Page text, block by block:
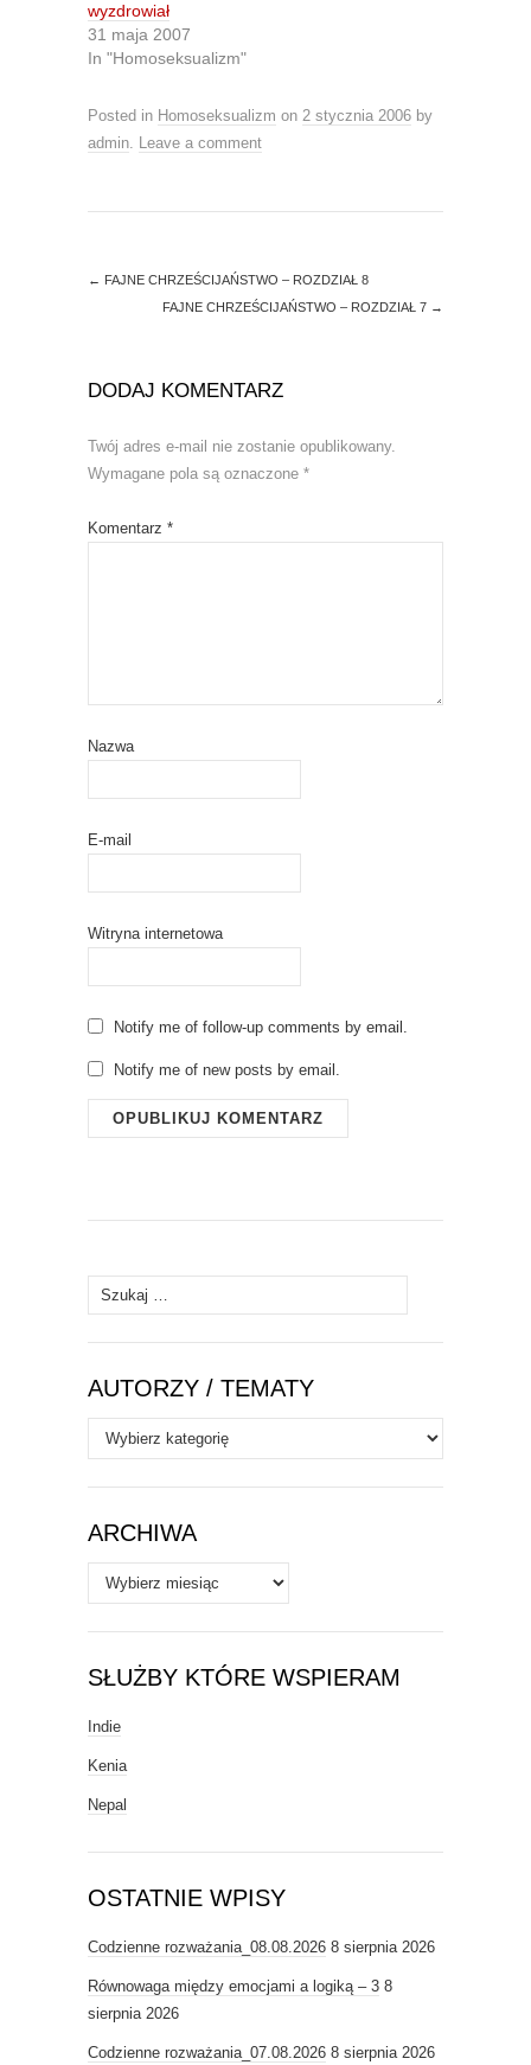
(
O
p
e
i
n
n
n
)
(
p
s
i
n
n
i
w
wyzdrowiał
31 maja 2007
In "Homoseksualizm"
Posted in Homoseksualizm on 2 stycznia 2006 by
admin. Leave a comment
← FAJNE CHRZEŚCIJAŃSTWO – ROZDZIAŁ 8
FAJNE CHRZEŚCIJAŃSTWO – ROZDZIAŁ 7 →
DODAJ KOMENTARZ
Twój adres e-mail nie zostanie opublikowany.
Wymagane pola są oznaczone *
Komentarz *
Nazwa
E-mail
Witryna internetowa
Notify me of follow-up comments by email.
Notify me of new posts by email.
Szukaj:
AUTORZY / TEMATY
Autorzy
/
Tematy
ARCHIWA
Archiwa
SŁUŻBY KTÓRE WSPIERAM
Indie
Kenia
Nepal
OSTATNIE WPISY
Codzienne rozważania_08.08.2026 8 sierpnia 2026
Równowaga między emocjami a logiką – 3 8
sierpnia 2026
Codzienne rozważania_07.08.2026 8 sierpnia 2026